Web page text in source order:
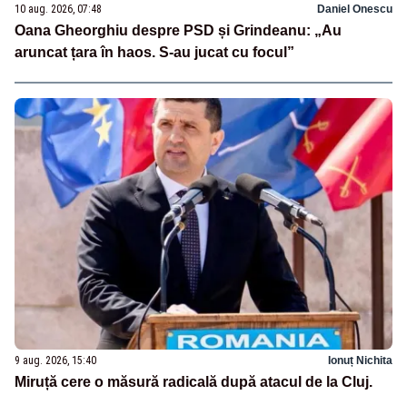
10 aug. 2026, 07:48 Daniel Onescu
Oana Gheorghiu despre PSD și Grindeanu: „Au
aruncat țara în haos. S-au jucat cu focul”
9 aug. 2026, 15:40 Ionuț Nichita
Miruță cere o măsură radicală după atacul de la Cluj.